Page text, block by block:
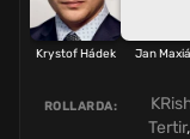
Krystof Hádek Jan
ROLLARDA:
Tertir,